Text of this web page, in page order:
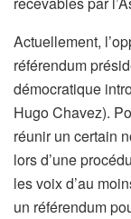
Actuellement,
référendum
démocratique
Hugo Chavez).
réunir un certain
lors d’une
les voix d’au
un référendum